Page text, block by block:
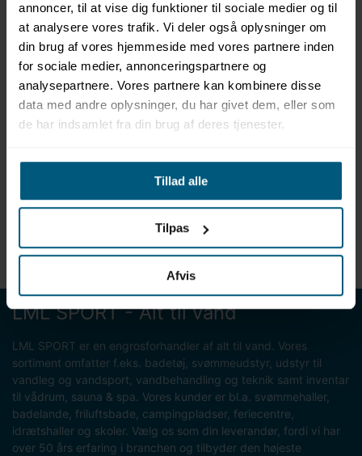
annoncer, til at vise dig funktioner til sociale medier og til
at analysere vores trafik. Vi deler også oplysninger om
din brug af vores hjemmeside med vores partnere inden
for sociale medier, annonceringspartnere og
analysepartnere. Vores partnere kan kombinere disse
data med andre oplysninger, du har givet dem, eller som
de har indsamlet fra din brug af deres tjenester.
Tillad alle
Tilpas
Afvis
Information Specifikationer
Produktinformation
Anker til undervandsrugby
Rustfrit stål
Special designet til undervandsrugby mål
Sælges pr. enhed
Bemærk: UV-rugby mål og monteringsskruer sælges
separat
Til komplet sæt skal bruges: Mål, anker og 2
LML SPORT - Alt til vand
LML SPORT er en engrosforhandler af alt til vand. Vores
sortiment omfatter f.eks. badetøj, svømmeudstyr, udstyr til
vandleg og vandsport, vandbehandling og teknik samt inventar
til vådrum, sauna & spa. Vores kunder er bl.a. svømmehaller,
badelande, friluftsbade, campingpladser, feriecentre,
idrætshaller og skoler. Vælg os som din leverandør, fordi vi har
over 50 års erfaring i branchen og tilbyder den højeste